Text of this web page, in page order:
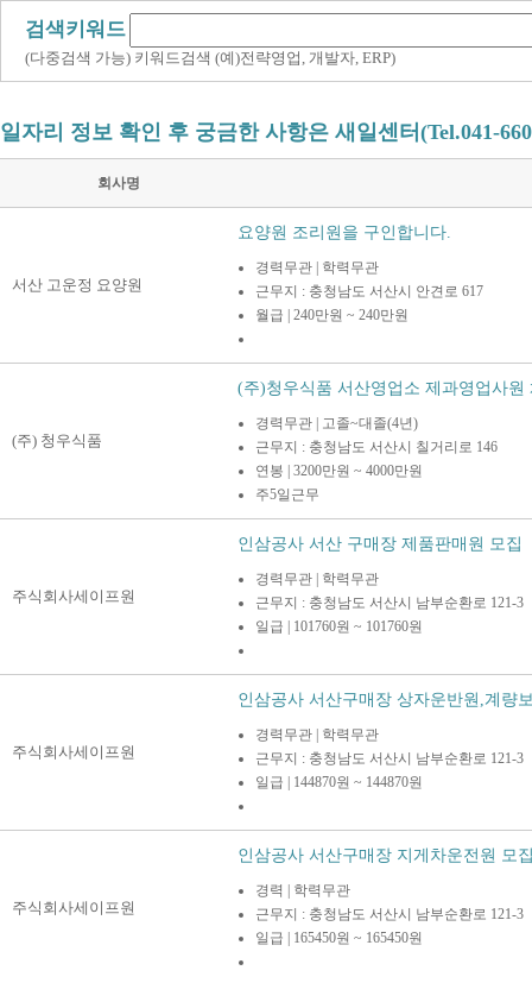
검색키워드
(다중검색 가능) 키워드검색 (예)전략영업, 개발자, ERP)
일자리 정보 확인 후 궁금한 사항은 새일센터(Tel.041-
회사명
서산 고운정 요양원
요양원 조리원을 구인합니다.
경력무관 | 학력무관
근무지 : 충청남도 서산시 안견로 617
월급 | 240만원 ~ 240만원
(주) 청우식품
(주)청우식품 서산영업소 제과영업사원
경력무관 | 고졸~대졸(4년)
근무지 : 충청남도 서산시 칠거리로 146
연봉 | 3200만원 ~ 4000만원
주5일근무
주식회사세이프원
인삼공사 서산 구매장 제품판매원 모집
경력무관 | 학력무관
근무지 : 충청남도 서산시 남부순환로 121-3
일급 | 101760원 ~ 101760원
주식회사세이프원
인삼공사 서산구매장 상자운반원,계량
경력무관 | 학력무관
근무지 : 충청남도 서산시 남부순환로 121-3
일급 | 144870원 ~ 144870원
주식회사세이프원
인삼공사 서산구매장 지게차운전원 모
경력 | 학력무관
근무지 : 충청남도 서산시 남부순환로 121-3
일급 | 165450원 ~ 165450원